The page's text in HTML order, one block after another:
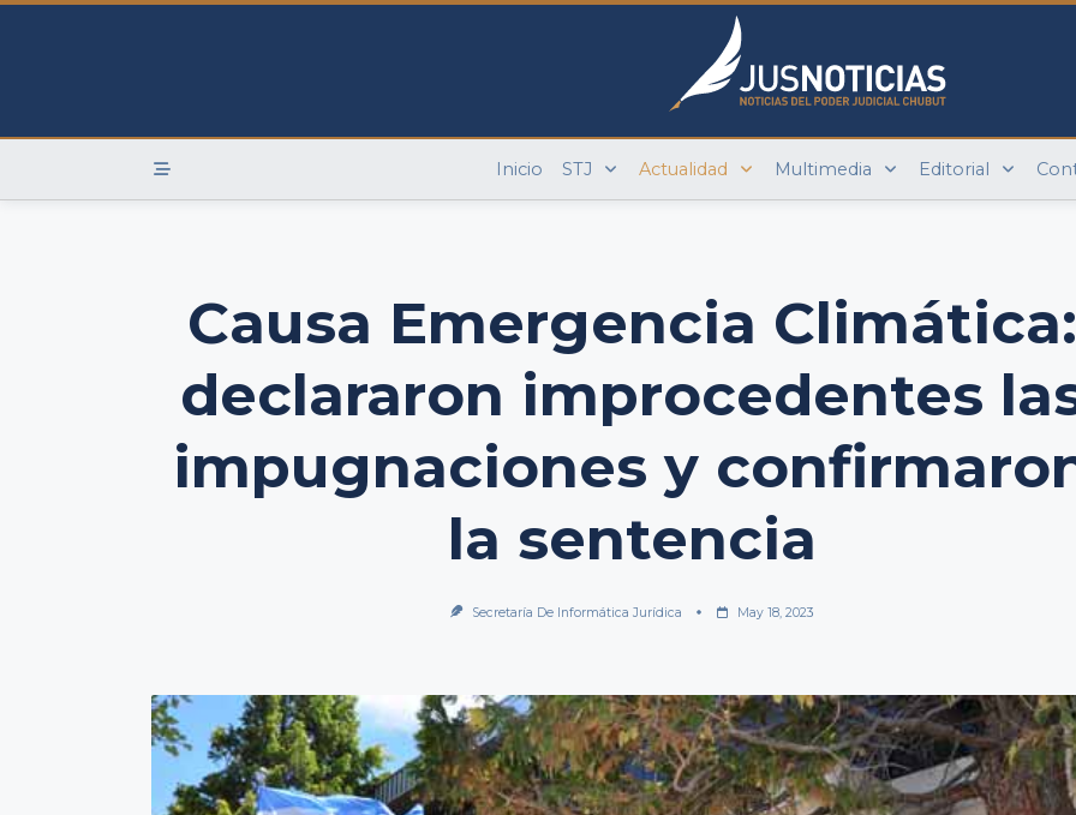
Skip
Inicio STJ Actualidad Multimedia Editorial
Causa Emergencia Climática:
declararon improcedentes
impugnaciones y
la sentencia
Secretaría De Informática Jurídica May 18, 2023